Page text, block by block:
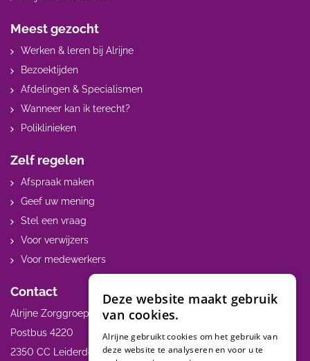
Meest gezocht
Werken & leren bij Alrijne
Bezoektijden
Afdelingen & Specialismen
Wanneer kan ik terecht?
Poliklinieken
Zelf regelen
Afspraak maken
Geef uw mening
Stel een vraag
Voor verwijzers
Voor medewerkers
Contact
Alrijne Zorggroep
Postbus 4220
2350 CC Leiderdorp
Deze website maakt gebruik
van cookies.
Alrijne gebruikt cookies om het gebruik van
deze website te analyseren en voor u te